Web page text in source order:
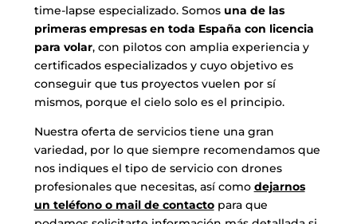
time-lapse especializado. Somos una de las
primeras empresas en toda España con licencia
para volar, con pilotos con amplia experiencia y
certificados especializados y cuyo objetivo es
conseguir que tus proyectos vuelen por sí
mismos, porque el cielo solo es el principio.
Nuestra oferta de servicios tiene una gran
variedad, por lo que siempre recomendamos que
nos indiques el tipo de servicio con drones
profesionales que necesitas, así como dejarnos
un teléfono o mail de contactopara que